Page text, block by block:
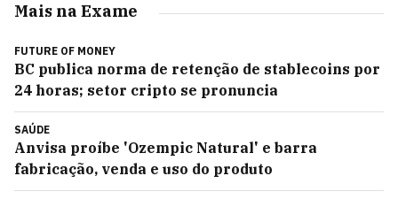
Mais na Exame
FUTURE OF MONEY
BC publica norma de retenção de stablecoins por
24 horas; setor cripto se pronuncia
SAÚDE
Anvisa proíbe 'Ozempic Natural' e barra
fabricação, venda e uso do produto